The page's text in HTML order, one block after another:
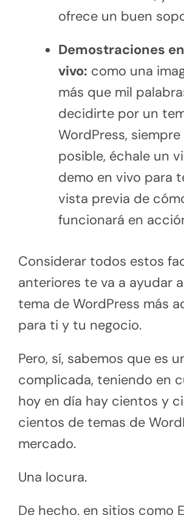
ofrece un buen
Demostraciones en
vivo: como una
más que mil
decidirte por un
WordPress,
posible, échale un
demo en vivo para
vista previa de
funcionará en
Considerar todos estos
anteriores te va a ayudar
tema de WordPress más
para ti y tu negocio.
Pero, sí, sabemos que es
complicada, teniendo en
hoy en día hay cientos y
cientos de temas de
mercado.
Una locura.
De hecho, en sitios como